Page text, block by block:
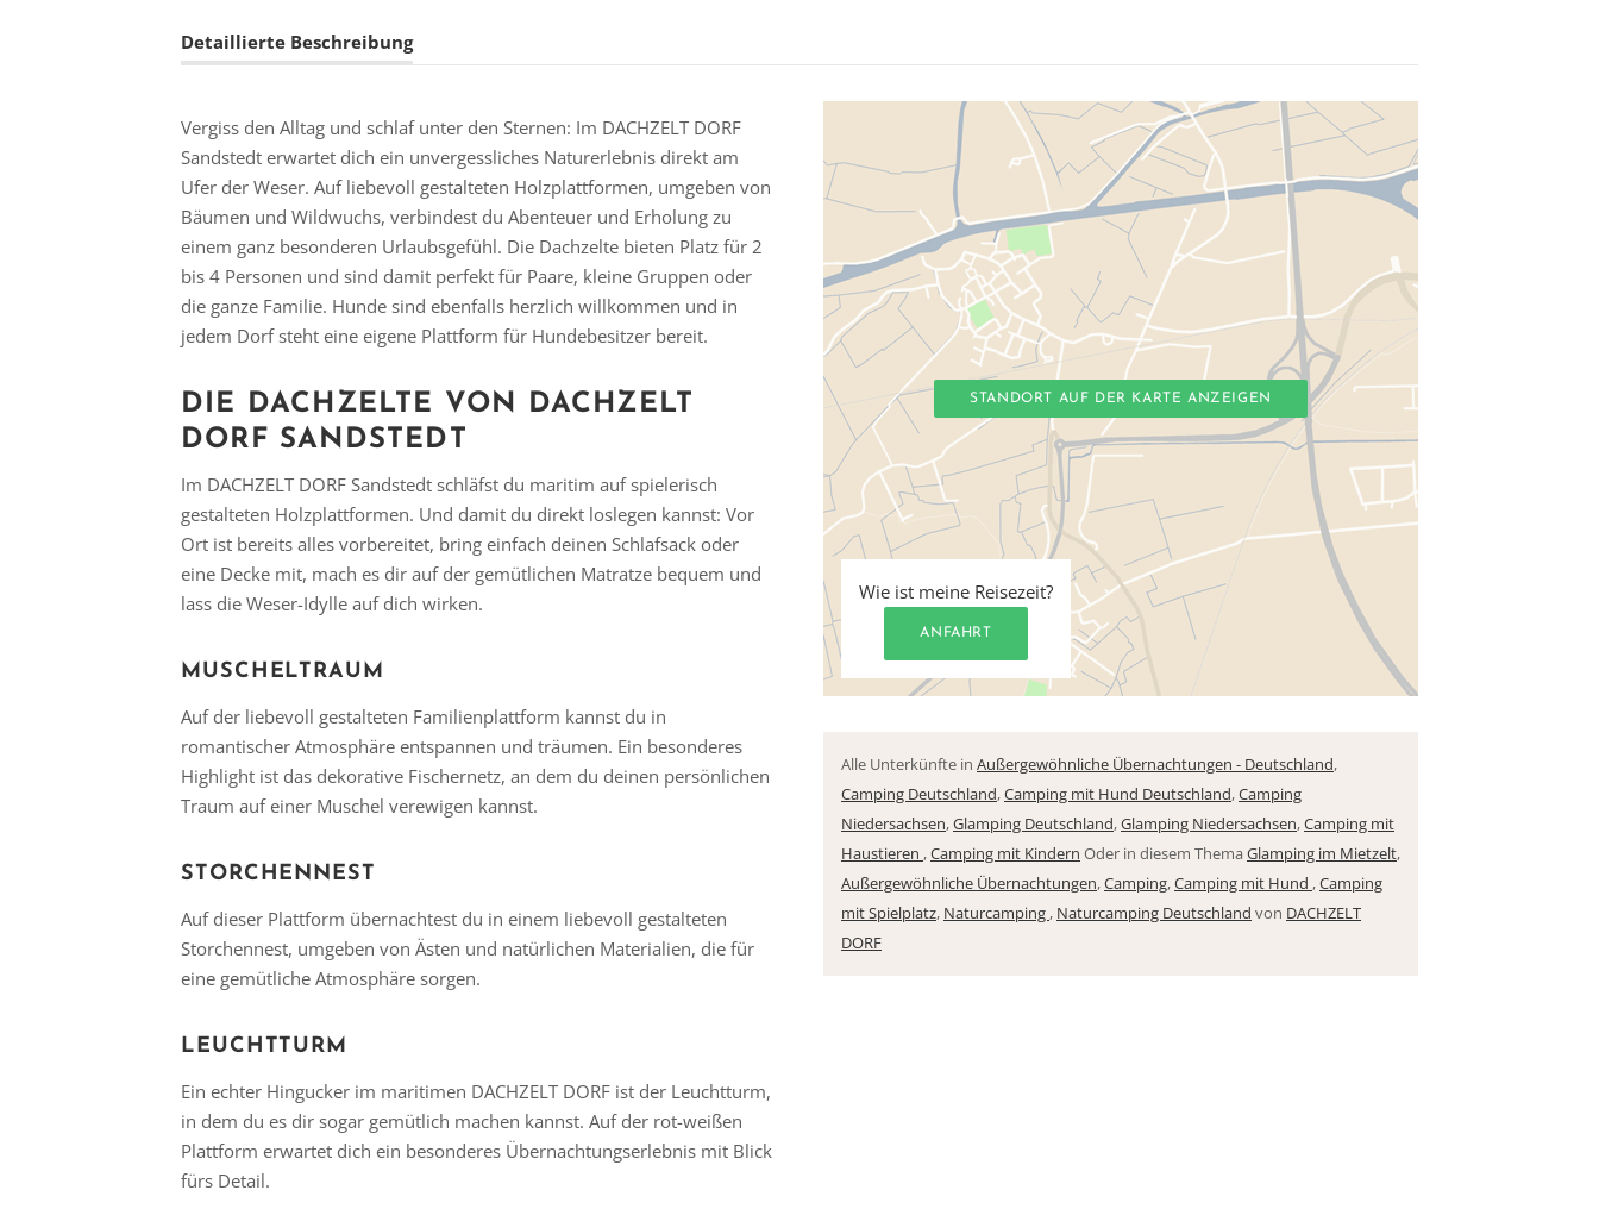
Detaillierte Beschreibung
Vergiss den Alltag und schlaf unter den Sternen: Im DACHZELT DORF
Sandstedt erwartet dich ein unvergessliches Naturerlebnis direkt am
Ufer der Weser. Auf liebevoll gestalteten Holzplattformen, umgeben von
Bäumen und Wildwuchs, verbindest du Abenteuer und Erholung zu
einem ganz besonderen Urlaubsgefühl. Die Dachzelte bieten Platz für 2
bis 4 Personen und sind damit perfekt für Paare, kleine Gruppen oder
die ganze Familie. Hunde sind ebenfalls herzlich willkommen und in
jedem Dorf steht eine eigene Plattform für Hundebesitzer bereit.
DIE DACHZELTE VON DACHZELT
DORF SANDSTEDT
Im DACHZELT DORF Sandstedt schläfst du maritim auf spielerisch
gestalteten Holzplattformen. Und damit du direkt loslegen kannst: Vor
Ort ist bereits alles vorbereitet, bring einfach deinen Schlafsack oder
eine Decke mit, mach es dir auf der gemütlichen Matratze bequem und
lass die Weser-Idylle auf dich wirken.
MUSCHELTRAUM
Auf der liebevoll gestalteten Familienplattform kannst du in
romantischer Atmosphäre entspannen und träumen. Ein besonderes
Highlight ist das dekorative Fischernetz, an dem du deinen persönlichen
Traum auf einer Muschel verewigen kannst.
STORCHENNEST
Auf dieser Plattform übernachtest du in einem liebevoll gestalteten
Storchennest, umgeben von Ästen und natürlichen Materialien, die für
eine gemütliche Atmosphäre sorgen.
LEUCHTTURM
Ein echter Hingucker im maritimen DACHZELT DORF ist der Leuchtturm,
in dem du es dir sogar gemütlich machen kannst. Auf der rot-weißen
Plattform erwartet dich ein besonderes Übernachtungserlebnis mit Blick
fürs Detail.
STANDORT AUF DER KARTE ANZEIGEN
Wie ist meine Reisezeit?
ANFAHRT
Alle Unterkünfte in Außergewöhnliche Übernachtungen - Deutschland,
Camping Deutschland,Camping mit Hund Deutschland,Camping
Niedersachsen,Glamping Deutschland,Glamping Niedersachsen,Camping mit
Haustieren ,Camping mit Kindern Oder in diesem ThemaGlamping im Mietzelt,
Außergewöhnliche Übernachtungen,Camping,Camping mit Hund ,Camping
mit Spielplatz, Naturcamping , Naturcamping Deutschland von DACHZELT
DORF